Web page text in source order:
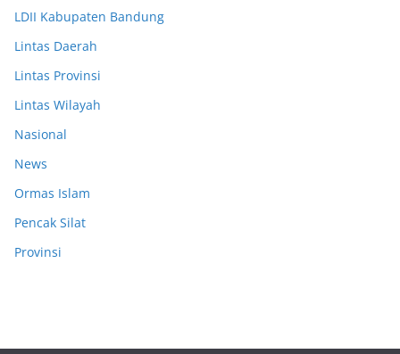
LDII Kabupaten Bandung
Lintas Daerah
Lintas Provinsi
Lintas Wilayah
Nasional
News
Ormas Islam
Pencak Silat
Provinsi